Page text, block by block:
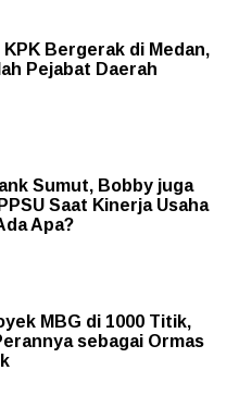
Bergerak di Medan,
Pejabat Daerah
Sumut, Bobby juga
Saat Kinerja Usaha
Apa?
MBG di 1000 Titik,
sebagai Ormas